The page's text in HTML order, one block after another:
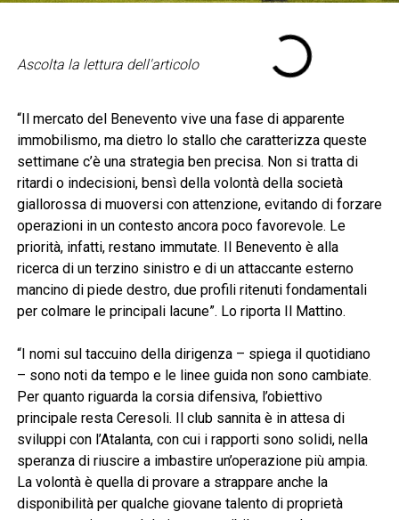
Ascolta la lettura dell'articolo
“Il mercato del Benevento vive una fase di apparente
immobilismo, ma dietro lo stallo che caratterizza queste
settimane c’è una strategia ben precisa. Non si tratta di
ritardi o indecisioni, bensì della volontà della società
giallorossa di muoversi con attenzione, evitando di forzare
operazioni in un contesto ancora poco favorevole. Le
priorità, infatti, restano immutate. Il Benevento è alla
ricerca di un terzino sinistro e di un attaccante esterno
mancino di piede destro, due profili ritenuti fondamentali
per colmare le principali lacune”. Lo riporta Il Mattino.
“I nomi sul taccuino della dirigenza – spiega il quotidiano
– sono noti da tempo e le linee guida non sono cambiate.
Per quanto riguarda la corsia difensiva, l’obiettivo
principale resta Ceresoli. Il club sannita è in attesa di
sviluppi con l’Atalanta, con cui i rapporti sono solidi, nella
speranza di riuscire a imbastire un’operazione più ampia.
La volontà è quella di provare a strappare anche la
disponibilità per qualche giovane talento di proprietà